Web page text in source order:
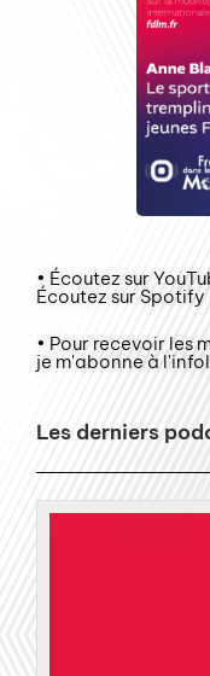
• Écoutez sur
Écoutez sur Spotify
• Pour recevoir les
je m'abonne à
Les derniers